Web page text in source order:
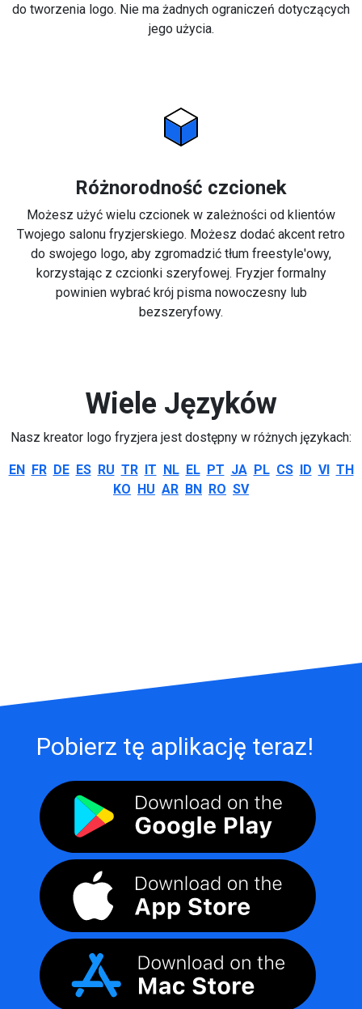
do tworzenia logo. Nie ma żadnych ograniczeń dotyczących
jego użycia.
Różnorodność czcionek
Możesz użyć wielu czcionek w zależności od klientów
Twojego salonu fryzjerskiego. Możesz dodać akcent retro
do swojego logo, aby zgromadzić tłum freestyle'owy,
korzystając z czcionki szeryfowej. Fryzjer formalny
powinien wybrać krój pisma nowoczesny lub
bezszeryfowy.
Wiele Języków
Nasz kreator logo fryzjera jest dostępny w różnych językach:
EN FR DE ES RU TR IT NL EL PT JA PL CS ID VI TH
KO HU AR BN RO SV
Pobierz tę aplikację teraz!